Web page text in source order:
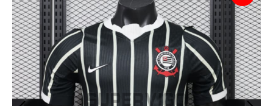
Bundesliga
Premier League
Serie A
Ligue 1